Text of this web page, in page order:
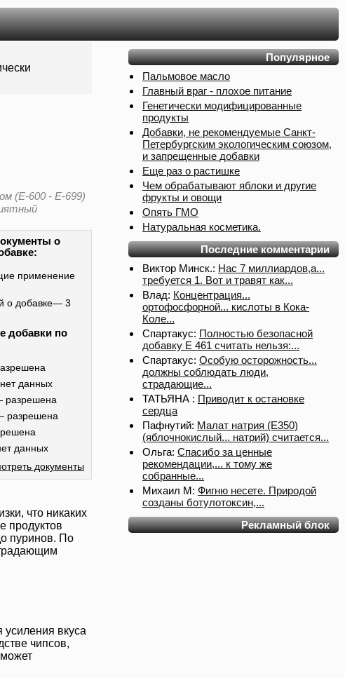
Популярное
Пальмовое масло
Главный враг - плохое питание
Генетически модифицированные
продукты
Добавки, не рекомендуемые Санкт-
Петербургским экологическим союзом,
и запрещенные добавки
Еще раз о растишке
Чем обрабатывают яблоки и другие
фрукты и овощи
Опять ГМО
Натуральная косметика.
Последние комментарии
Виктор Минск.: Нас 7 миллиардов,а...
требуется 1. Вот и травят как...
Влад: Концентрация...
ортофосфорной... кислоты в Кока-
Коле...
Спартакус: Полностью безопасной
добавку Е 461 считать нельзя:...
Спартакус: Особую осторожность...
должны соблюдать люди,
страдающие...
ТАТЬЯНА : Приводит к остановке
сердца
Пафнутий: Малат натрия (E350)
(яблочнокислый... натрий) считается...
Ольга: Спасибо за ценные
рекомендации,... к тому же
собранные...
Михаил М: Фигню несете. Природой
созданы ботулотоксин,...
Рекламный блок
(E-600 - E-699)
о
применение
о добавке— 3
добавки по
данных
разрешена
разрешена
данных
документы
что никаких
продуктов
пуринов. По
вкуса
чипсов,
может